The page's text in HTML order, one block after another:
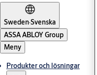
Sweden·Svenska
ASSA ABLOY Group
Meny
Produkter och lösningar